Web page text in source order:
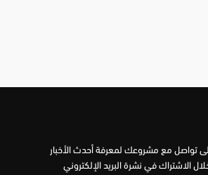
تواصل مع مشروعك لمعرفة أحدث الأخبار
الاشتراك في نشرة البريد الإلكتروني